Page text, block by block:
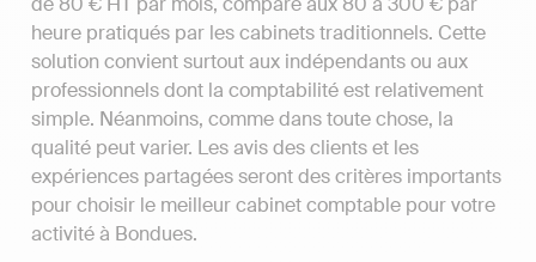
heure pratiqués par les cabinets traditionnels. Cette
solution convient surtout aux indépendants ou aux
professionnels dont la comptabilité est relativement
simple. Néanmoins, comme dans toute chose, la
qualité peut varier. Les avis des clients et les
expériences partagées seront des critères importants
pour choisir le meilleur cabinet comptable pour votre
activité à Bondues.